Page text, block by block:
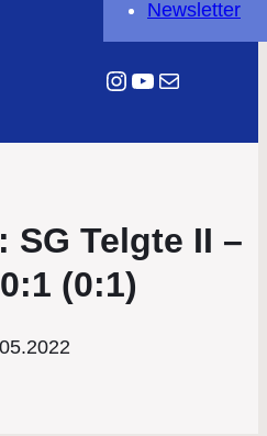
Newsletter
Instagram
YouTube
E-Mail
SG Telgte II –
(0:1)